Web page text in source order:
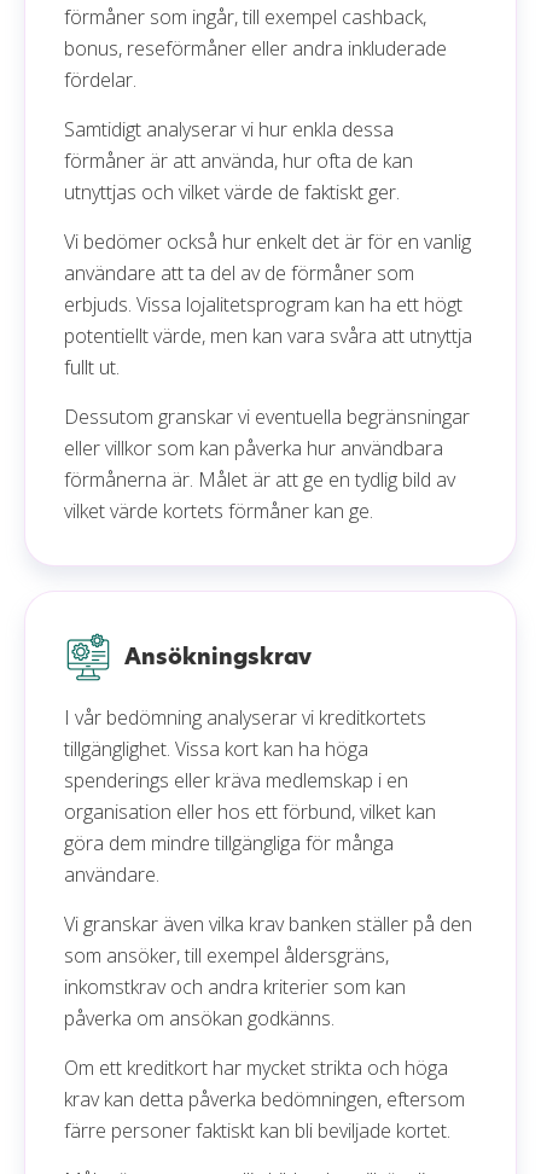
förmåner som ingår, till exempel cashback,
bonus, reseförmåner eller andra inkluderade
fördelar.
Samtidigt analyserar vi hur enkla dessa
förmåner är att använda, hur ofta de kan
utnyttjas och vilket värde de faktiskt ger.
Vi bedömer också hur enkelt det är för en vanlig
användare att ta del av de förmåner som
erbjuds. Vissa lojalitetsprogram kan ha ett högt
potentiellt värde, men kan vara svåra att utnyttja
fullt ut.
Dessutom granskar vi eventuella begränsningar
eller villkor som kan påverka hur användbara
förmånerna är. Målet är att ge en tydlig bild av
vilket värde kortets förmåner kan ge.
Ansökningskrav
I vår bedömning analyserar vi kreditkortets
tillgänglighet. Vissa kort kan ha höga
spenderings eller kräva medlemskap i en
organisation eller hos ett förbund, vilket kan
göra dem mindre tillgängliga för många
användare.
Vi granskar även vilka krav banken ställer på den
som ansöker, till exempel åldersgräns,
inkomstkrav och andra kriterier som kan
påverka om ansökan godkänns.
Om ett kreditkort har mycket strikta och höga
krav kan detta påverka bedömningen, eftersom
färre personer faktiskt kan bli beviljade kortet.